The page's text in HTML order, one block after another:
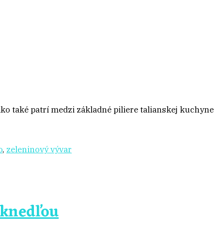
také patrí medzi základné piliere talianskej kuchyne
, zeleninový vývar